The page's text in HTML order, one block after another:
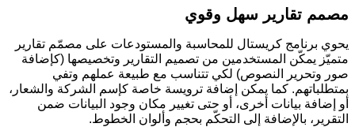
مصمم تقارير سهل وقوي
يحوي برنامج كريستال للمحاسبة والمستودعات على مصمّم تقارير
متميّز يمكّن المستخدمين من تصميم التقارير وتخصيصها (كإضافة
صور وتحرير النصوص) لكي تتناسب مع طبيعة عملهم وتفي
بمتطلباتهم. كما يمكن إضافة ترويسة خاصة كإسم الشركة والشعار،
أو إضافة بيانات أخرى، أو حتى تغيير مكان وجود البيانات ضمن
التقرير، بالإضافة إلى التحكّم بحجم وألوان الخطوط.